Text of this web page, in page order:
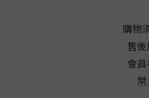
購物
售
會